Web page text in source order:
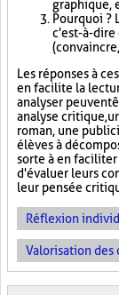
graphique,
Pourquoi ?
c'est-à-dire
Les réponses à
en facilite la
analyser peuvent
analyse critique,
roman, une
élèves à
sorte à en
d'évaluer leurs
leur pensée
Réflexion
Valorisation des